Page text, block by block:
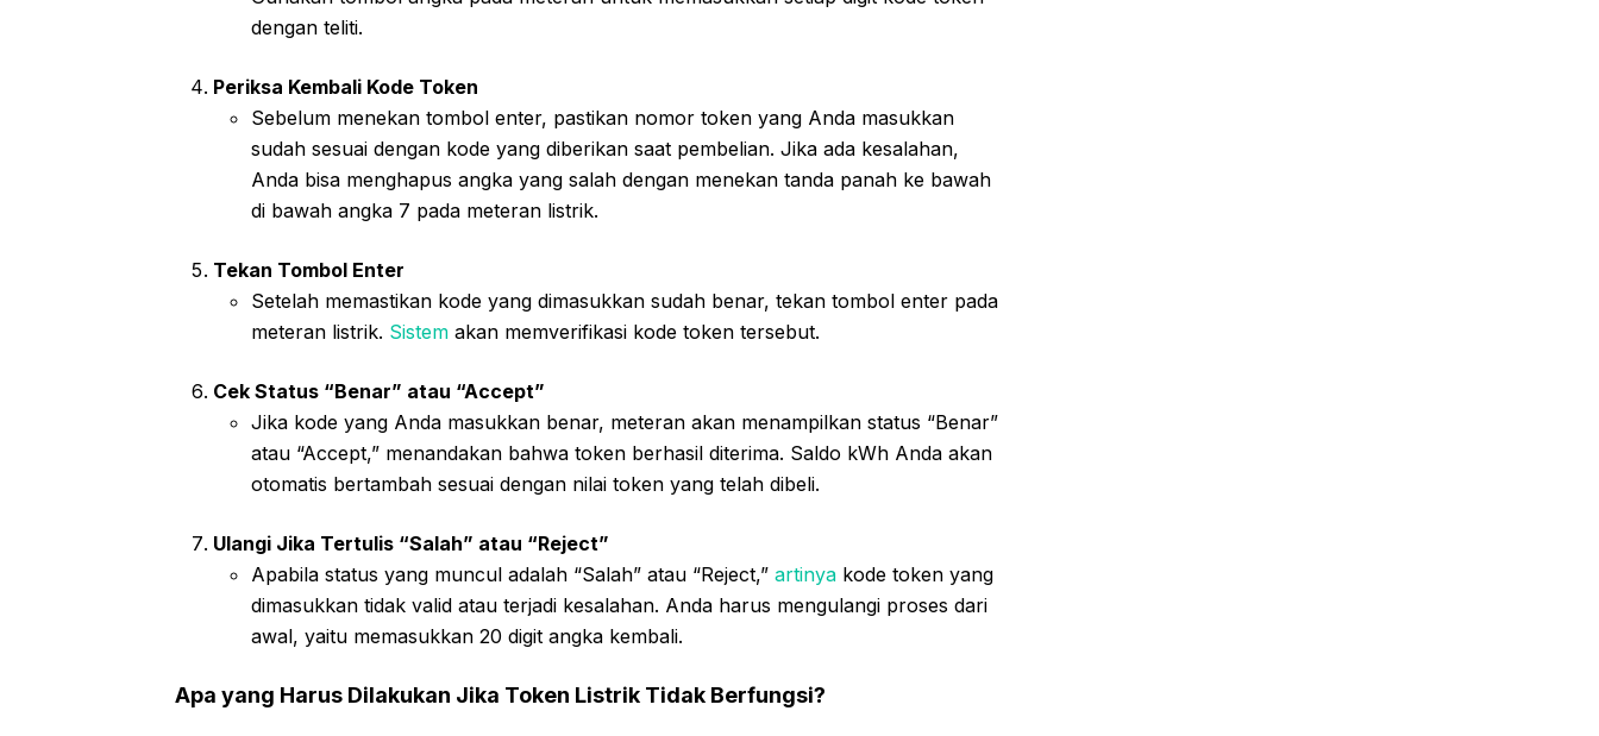
dengan teliti.
Periksa Kembali Kode Token
Sebelum menekan tombol enter, pastikan nomor token yang Anda masukkan
sudah sesuai dengan kode yang diberikan saat pembelian. Jika ada kesalahan,
Anda bisa menghapus angka yang salah dengan menekan tanda panah ke bawah
di bawah angka 7 pada meteran listrik.
Tekan Tombol Enter
Setelah memastikan kode yang dimasukkan sudah benar, tekan tombol enter pada
meteran listrik. Sistem akan memverifikasi kode token tersebut.
Cek Status “Benar” atau “Accept”
Jika kode yang Anda masukkan benar, meteran akan menampilkan status “Benar”
atau “Accept,” menandakan bahwa token berhasil diterima. Saldo kWh Anda akan
otomatis bertambah sesuai dengan nilai token yang telah dibeli.
Ulangi Jika Tertulis “Salah” atau “Reject”
Apabila status yang muncul adalah “Salah” atau “Reject,” artinya kode token yang
dimasukkan tidak valid atau terjadi kesalahan. Anda harus mengulangi proses dari
awal, yaitu memasukkan 20 digit angka kembali.
Apa yang Harus Dilakukan Jika Token Listrik Tidak Berfungsi?